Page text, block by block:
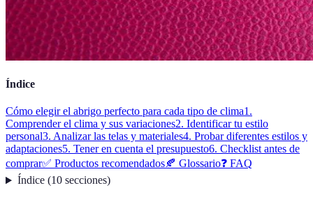
Índice
Cómo elegir el abrigo perfecto para cada tipo de clima1.
Comprender el clima y sus variaciones2. Identificar tu estilo
personal3. Analizar las telas y materiales4. Probar diferentes estilos y
adaptaciones5. Tener en cuenta el presupuesto6. Checklist antes de
comprar✅ Productos recomendados🍂 Glossario❓ FAQ
Índice(10 secciones)